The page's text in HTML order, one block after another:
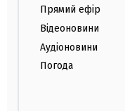
Прямий ефір
Відеоновини
Аудіоновини
Погода